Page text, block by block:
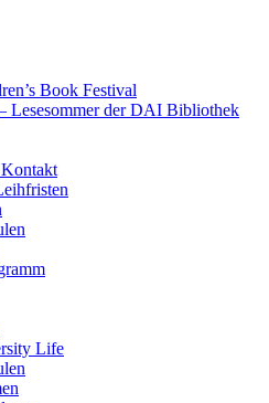
Book Festival
Lesesommer der DAI Bibliothek
Life